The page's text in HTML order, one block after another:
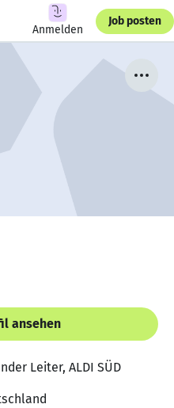
Anmelden
Job posten
ansehen
Leiter, ALDI SÜD